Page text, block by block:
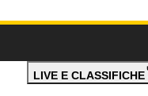
LIVE E CLASSIFICHE